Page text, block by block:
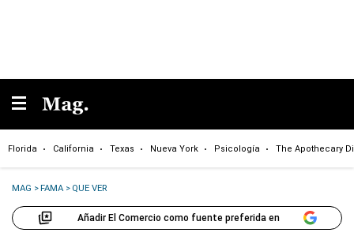
Florida California Texas Nueva York Psicología The Apothecary
MAG >FAMA > QUE VER
Añadir El Comercio como fuente preferida en